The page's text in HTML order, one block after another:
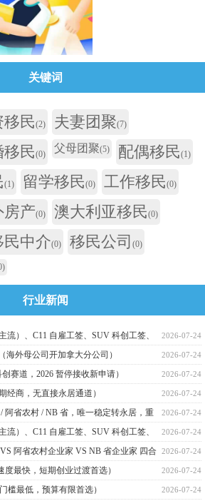
关键词
民(2) 夫妻团聚(7)
民(0) 父母团聚(5) 配偶移民(1)
(1) 留学移民(0) 工作移民(0)
房产(0) 澳大利亚移民(0)
民中介(0) 移民公司 (0)
行业新闻
2026-07-24
流）、C11 自雇工签、SUV 科创工签、
2026-07-24
海外母公司开加拿大分公司）
2026-07-24
赛道，2026 暂停接收新申请）
2026-07-24
经商，无直接永居通道）
2026-07-24
阿省农村 / NB 省，唯一稳定转永居，重
2026-07-24
流）、C11 自雇工签、SUV 科创工签、
2026-07-24
阿省农村企业家 VS NB 省企业家 四合
官方政策）
2026-07-24
最快，短期创业过渡首选）
2026-07-24
槛最低，预算有限首选）